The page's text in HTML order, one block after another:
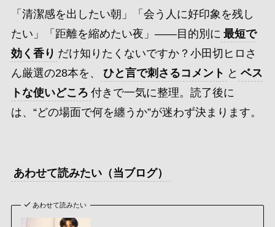
「清潔感を出したい朝」「会う人に好印象を残し
たい」「距離を縮めたい夜」——目的別に 最短で
効く香り だけ知りたくないですか？小田切ヒロさ
ん厳選の28本を、
ひと言で刺さるコメント と ベス
トな使いどころ 付きで一気に整理。読了後に
は、“どの場面で何を纏うか”が迷わず決まります。
あわせて読みたい（当ブログ）
あわせて読みたい